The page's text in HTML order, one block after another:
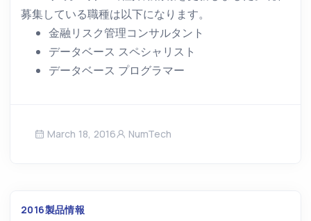
募集している職種は以下になります。
金融リスク管理コンサルタント
データベース スペシャリスト
データベース プログラマー
March 18, 2016 NumTech
2016製品情報